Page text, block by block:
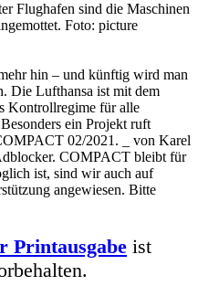
Flughafen sind die Maschinen
Foto: picture
hin – und künftig wird man
Die Lufthansa ist mit dem
Kontrollregime für alle
ein Projekt ruft
02/2021. _ von Karel
COMPACT bleibt für
ist, sind wir auch auf
angewiesen. Bitte
Printausgabe ist